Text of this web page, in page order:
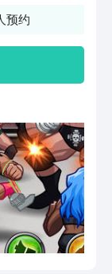
手和老手格斗
。摔跤隆隆
现实的游戏以
从选择放弃
图形，直观的
动作移动- 选
定制摔跤场
的飞行体验
队吧！在狂热
，并成为摔跤
的战斗吧，建
本游戏易玩，
攻招式，升级
色的特殊技能
赚取——你的
，这样即使游
的收获。
预约